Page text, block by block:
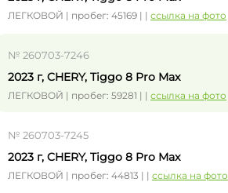
ЛЕГКОВОЙ | пробег: 45169 | | ссылка на фото
№ 260703-7246
2023 г, CHERY, Tiggo 8 Pro Max
ЛЕГКОВОЙ | пробег: 59281 | | ссылка на фото
№ 260703-7245
2023 г, CHERY, Tiggo 8 Pro Max
ЛЕГКОВОЙ | пробег: 44813 | | ссылка на фото